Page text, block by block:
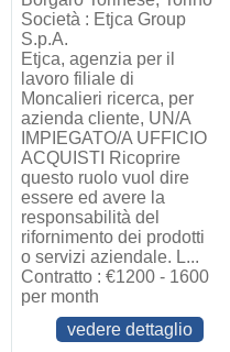
Società : Etjca Group
S.p.A.
Etjca, agenzia per il
lavoro filiale di
Moncalieri ricerca, per
azienda cliente, UN/A
IMPIEGATO/A UFFICIO
ACQUISTI Ricoprire
questo ruolo vuol dire
essere ed avere la
responsabilità del
rifornimento dei prodotti
o servizi aziendale. L...
Contratto : €1200 - 1600
per month
vedere dettaglio